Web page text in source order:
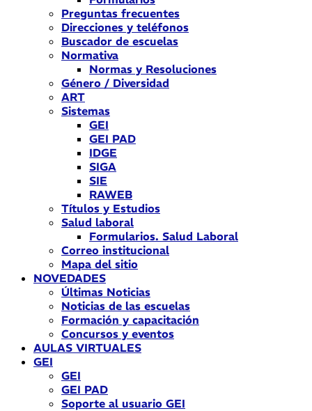
Preguntas frecuentes
Direcciones y teléfonos
Buscador de escuelas
Normativa
Normas y Resoluciones
Género / Diversidad
ART
Sistemas
GEI
GEI PAD
IDGE
SIGA
SIE
RAWEB
Títulos y Estudios
Salud laboral
Formularios. Salud Laboral
Correo institucional
Mapa del sitio
NOVEDADES
Últimas Noticias
Noticias de las escuelas
Formación y capacitación
Concursos y eventos
AULAS VIRTUALES
GEI
GEI
GEI PAD
Soporte al usuario GEI